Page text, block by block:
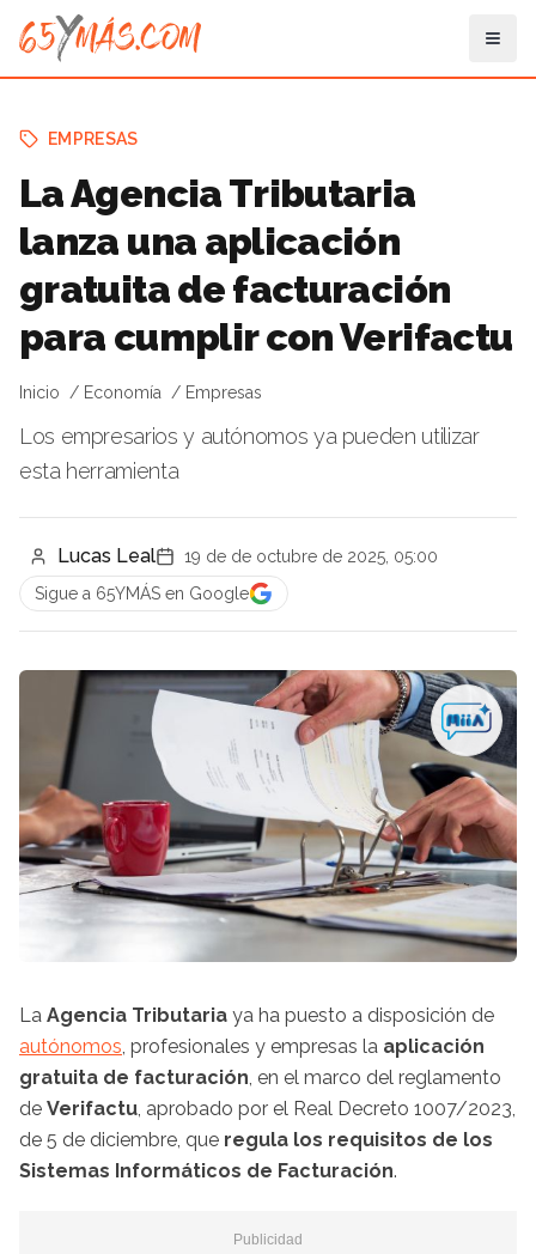
EMPRESAS
La Agencia Tributaria
lanza una aplicación
gratuita de facturación
para cumplir con Verifactu
Inicio Economía Empresas
Los empresarios y autónomos ya pueden utilizar
esta herramienta
Lucas Leal
19 de de octubre de 2025, 05:00
Sigue a 65YMÁS en Google
La Agencia Tributaria ya ha puesto a disposición de
autónomos, profesionales y empresas la aplicación
gratuita de facturación, en el marco del reglamento
de Verifactu, aprobado por el Real Decreto 1007/2023,
de 5 de diciembre, que regula los requisitos de los
Sistemas Informáticos de Facturación.